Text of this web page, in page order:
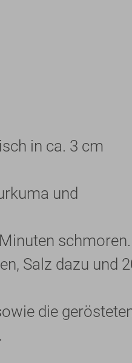
in ca. 3 cm
und
schmoren.
Salz dazu und
die